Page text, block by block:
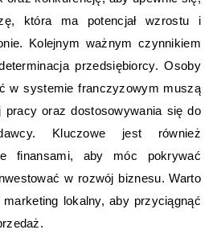
która ma potencjał wzrostu i
Kolejnym ważnym czynnikiem
przedsiębiorcy. Osoby
w systemie franczyzowym muszą
pracy oraz dostosowywania się do
Kluczowe jest również
finansami, aby móc pokrywać
w rozwój biznesu. Warto
lokalny, aby przyciągnąć